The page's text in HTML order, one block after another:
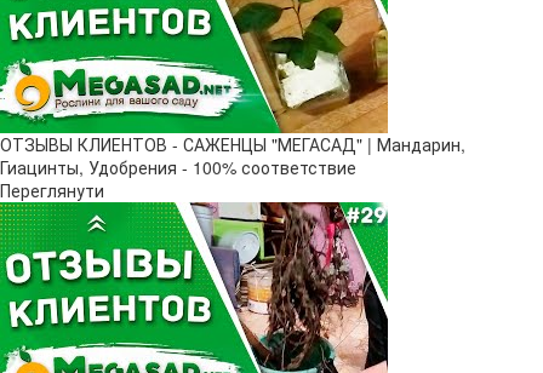
ОТЗЫВЫ КЛИЕНТОВ - САЖЕНЦЫ "МЕГАСАД" | Мандарин,
Гиацинты, Удобрения - 100% соответствие
Переглянути